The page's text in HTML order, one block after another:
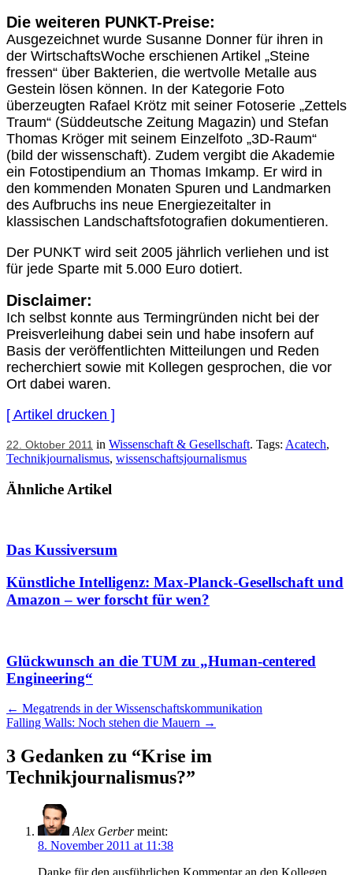
Die weiteren PUNKT-Preise:
Ausgezeichnet wurde Susanne Donner für ihren in
der WirtschaftsWoche erschienen Artikel „Steine
fressen“ über Bakterien, die wertvolle Metalle aus
Gestein lösen können. In der Kategorie Foto
überzeugten Rafael Krötz mit seiner Fotoserie „Zettels
Traum“ (Süddeutsche Zeitung Magazin) und Stefan
Thomas Kröger mit seinem Einzelfoto „3D-Raum“
(bild der wissenschaft). Zudem vergibt die Akademie
ein Fotostipendium an Thomas Imkamp. Er wird in
den kommenden Monaten Spuren und Landmarken
des Aufbruchs ins neue Energiezeitalter in
klassischen Landschaftsfotografien dokumentieren.
Der PUNKT wird seit 2005 jährlich verliehen und ist
für jede Sparte mit 5.000 Euro dotiert.
Disclaimer:
Ich selbst konnte aus Termingründen nicht bei der
Preisverleihung dabei sein und habe insofern auf
Basis der veröffentlichten Mitteilungen und Reden
recherchiert sowie mit Kollegen gesprochen, die vor
Ort dabei waren.
[ Artikel drucken ]
22. Oktober 2011 in Wissenschaft & Gesellschaft. Tags: Acatech,
Technikjournalismus, wissenschaftsjournalismus
Ähnliche Artikel
Das Kussiversum
Künstliche Intelligenz: Max-Planck-Gesellschaft und
Amazon – wer forscht für wen?
Glückwunsch an die TUM zu „Human-centered
Engineering“
Artikel
Navigation
← Megatrends in der Wissenschaftskommunikation
Falling Walls: Noch stehen die Mauern →
3 Gedanken zu “Krise im
Technikjournalismus?”
Alex Gerber meint:
8. November 2011 at 11:38
Danke für den ausführlichen Kommentar an den Kollegen